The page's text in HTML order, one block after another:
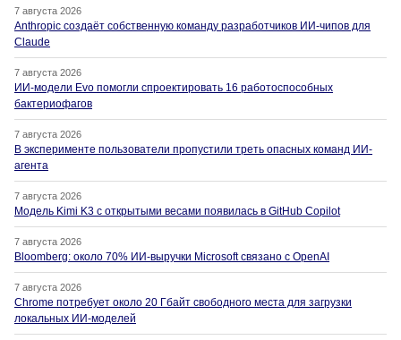
7 августа 2026
Anthropic создаёт собственную команду разработчиков ИИ-чипов для
Claude
7 августа 2026
ИИ-модели Evo помогли спроектировать 16 работоспособных
бактериофагов
7 августа 2026
В эксперименте пользователи пропустили треть опасных команд ИИ-
агента
7 августа 2026
Модель Kimi K3 с открытыми весами появилась в GitHub Copilot
7 августа 2026
Bloomberg: около 70% ИИ-выручки Microsoft связано с OpenAI
7 августа 2026
Chrome потребует около 20 Гбайт свободного места для загрузки
локальных ИИ-моделей